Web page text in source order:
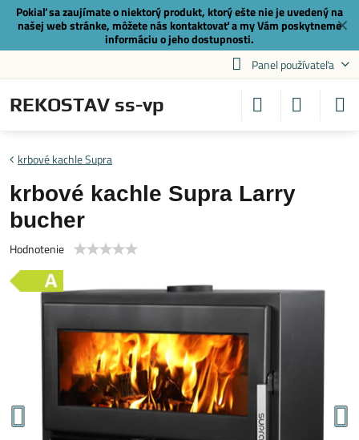
✕
Pokiaľ sa zaujímate o niektorý produkt, ktorý ešte nie je uvedený na
našej web stránke, môžete nás kontaktovaťa my Vám poskytneme
informáciu o jeho dostupnosti.
Panel používateľa
REKOSTAV ss-vp
krbové kachle Supra
krbové kachle Supra Larry
bucher
Hodnotenie